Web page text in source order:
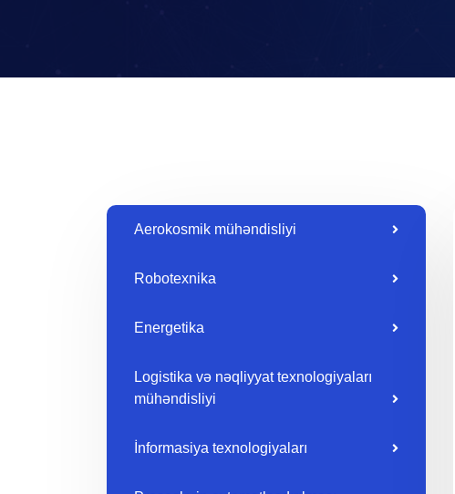
Aerokosmik mühəndisliyi
Robotexnika
Energetika
Logistika və nəqliyyat texnologiyaları
mühəndisliyi
İnformasiya texnologiyaları